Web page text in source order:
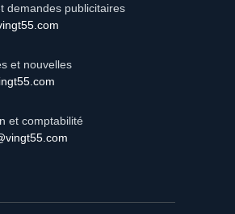
demandes publicitaires
et nouvelles
et comptabilité